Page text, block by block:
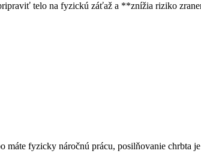
telo na fyzickú záťaž a **znížia riziko
máte fyzicky náročnú prácu, posilňovanie chrbta